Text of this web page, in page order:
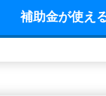
補助金が使え